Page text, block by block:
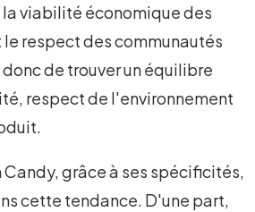
viabilité économique des
respect des communautés
de trouver un équilibre
respect de l'environnement
grâce à ses spécificités,
cette tendance. D'une part,